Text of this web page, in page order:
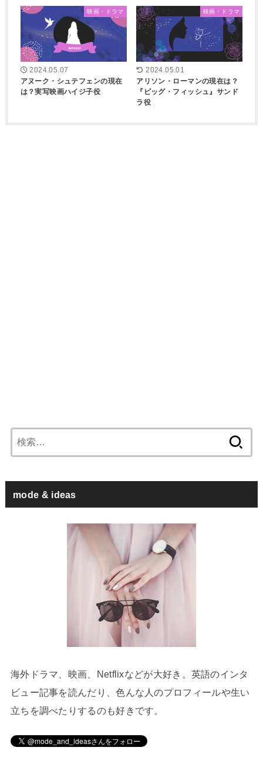
映画・ドラマ
2024.05.07
アヌーク・シュテフェンの現在
は？実写映画ハイジ子役
映画・ドラマ
2024.05.01
アリソン・ローマンの現在は？
『ビッグ・フィッシュ』サンド
ラ役
索:
mode & ideas
海外ドラマ、映画、Netflixなどが大好き。英語のインタ
ビュー記事を読んだり、色んな人のプロフィールや生い
立ちを調べたりするのも好きです。